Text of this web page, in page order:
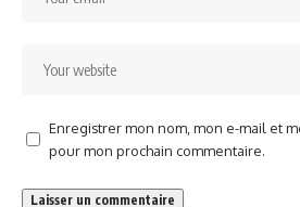
Enregistrer mon nom, mon e-mail et
pour mon prochain commentaire.